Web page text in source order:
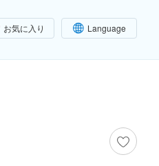
お気に入り Language